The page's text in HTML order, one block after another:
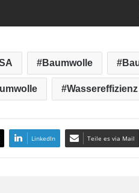
Baumwolle
Wassereffizienz
LinkedIn Teile es via Mail